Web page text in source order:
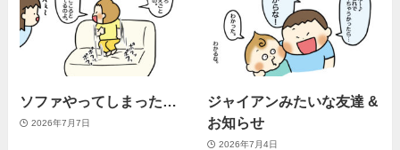
ソファやってしまった…
2026年7月7日
ジャイアンみたいな友達 &
お知らせ
2026年7月4日